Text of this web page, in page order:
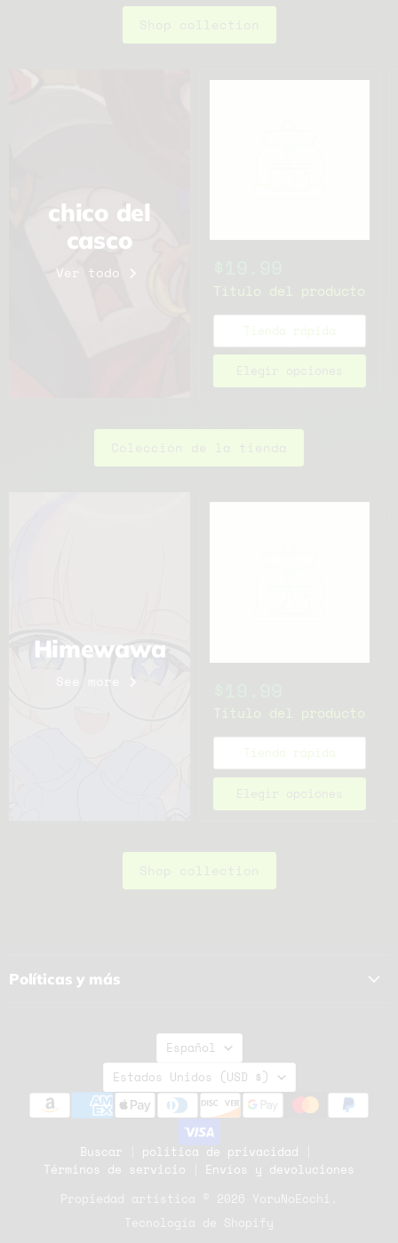
Shop collection
chico del
casco
Ver todo
Título del producto
Tienda rápida
Elegir opciones
Colección de la tienda
Himewawa
See more
Tienda rápida
Elegir opciones
Shop collection
Políticas y más
Idioma
Español
País
Estados Unidos (USD $)
Buscar
política de privacidad
Términos de servicio
Envíos y devoluciones
Propiedad artística © 2026 YoruNoEcchi.
Tecnología de Shopify